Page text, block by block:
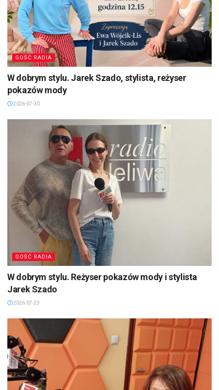
GOŚĆ RADIA
W dobrym stylu. Jarek Szado, stylista, reżyser
pokazów mody
2026-07-30
GOŚĆ RADIA
W dobrym stylu. Reżyser pokazów mody i stylista
Jarek Szado
2026-07-23